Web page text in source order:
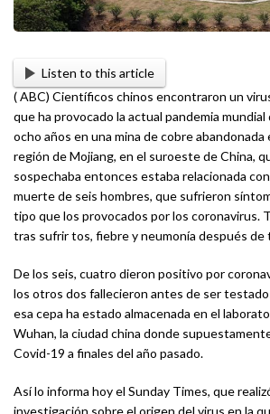
Listen to this article
( ABC) Científicos chinos encontraron un
que ha provocado la actual pandemia
ocho años en una mina de cobre abandonada
región de Mojiang, en el suroeste de China,
sospechaba entonces estaba relacionada
muerte de seis hombres, que sufrieron
tipo que los provocados por los coronavirus.
tras sufrir tos, fiebre y neumonía después de
De los seis, cuatro dieron positivo por
los otros dos fallecieron antes de ser
esa cepa ha estado almacenada en el
Wuhan, la ciudad china donde
Covid-19 a finales del año pasado.
Así lo informa hoy el Sunday Times, que
investigación sobre el origen del virus en la